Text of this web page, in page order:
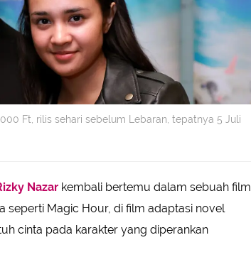
Ft, rilis sehari sebelum Lebaran, tepatnya 5 Juli
Nazar kembali bertemu dalam sebuah film
seperti Magic Hour, di film adaptasi novel
cinta pada karakter yang diperankan